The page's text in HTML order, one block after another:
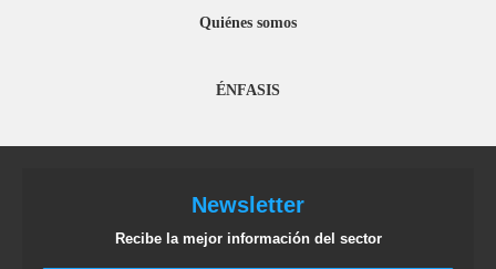
Quiénes somos
ÉNFASIS
Newsletter
Recibe la mejor información del sector